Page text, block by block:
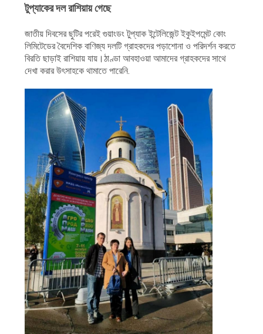
গোপনীয়তা
টুপ্যাকের দল রাশিয়ায় গেছে
জাতীয় দিবসের ছুটির পরেই গুয়াংডং টুপ্যাক ইন্টেলিজেন্ট ইকুইপমেন্ট কোং
লিমিটেডের বৈদেশিক বাণিজ্য দলটি গ্রাহকদের পড়াশোনা ও পরিদর্শন করতে
বিরতি ছাড়াই রাশিয়ায় যায়।ঠাণ্ডা আবহাওয়া আমাদের গ্রাহকদের সাথে
দেখা করার উৎসাহকে থামাতে পারেনি.